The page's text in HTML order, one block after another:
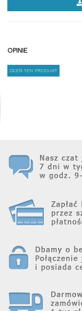
OPINIE
OCEŃ TEN PRODUKT